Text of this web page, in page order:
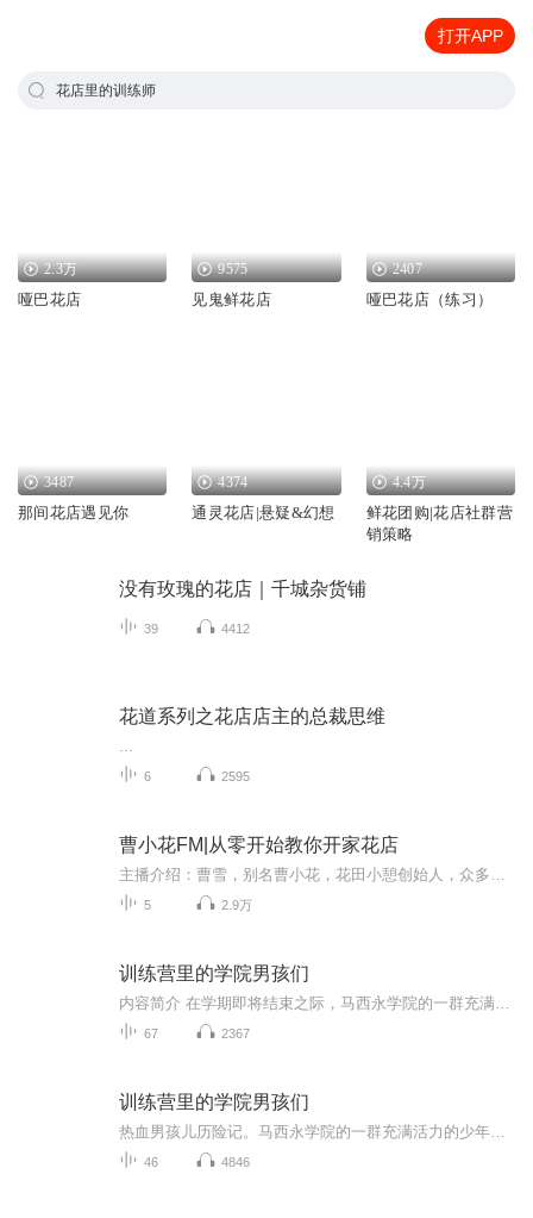
打开APP
花店里的训练师
2.3万
哑巴花店
9575
见鬼鲜花店
2407
哑巴花店（练习）
3487
那间花店遇见你
4374
通灵花店|悬疑&幻想
4.4万
鲜花团购|花店社群营
销策略
没有玫瑰的花店｜千城杂货铺
39 4412
花道系列之花店店主的总裁思维
6 2595
曹小花FM|从零开始教你开家花店
5 2.9万
训练营里的学院男孩们
67 2367
训练营里的学院男孩们
46 4846